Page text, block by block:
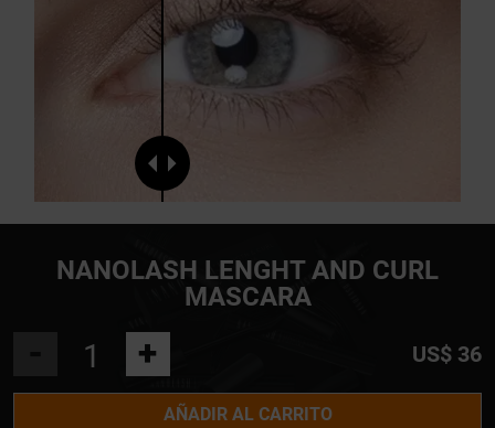
NANOLASH LENGHT AND CURL
MASCARA
+ US$ 36
AÑADIR AL CARRITO